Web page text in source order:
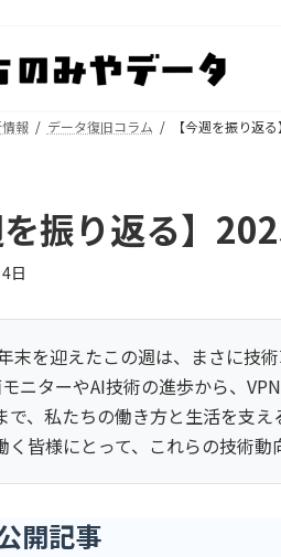
報 データ復旧コラム 【今週を振り返
を振り返る】
日
末を迎えたこの週は、まさに技
ニターやAI技術の進歩から、
で、私たちの働き方と生活を支
く皆様にとって、これらの技術動
開記事